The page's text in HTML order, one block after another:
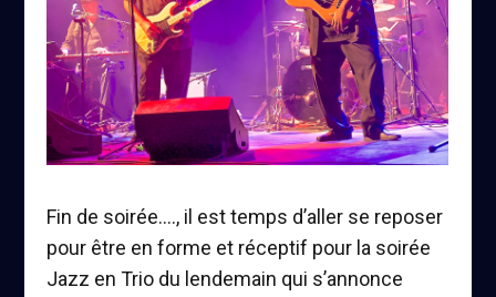
Fin de soirée…., il est temps d’aller se reposer
pour être en forme et réceptif pour la soirée
Jazz en Trio du lendemain qui s’annonce